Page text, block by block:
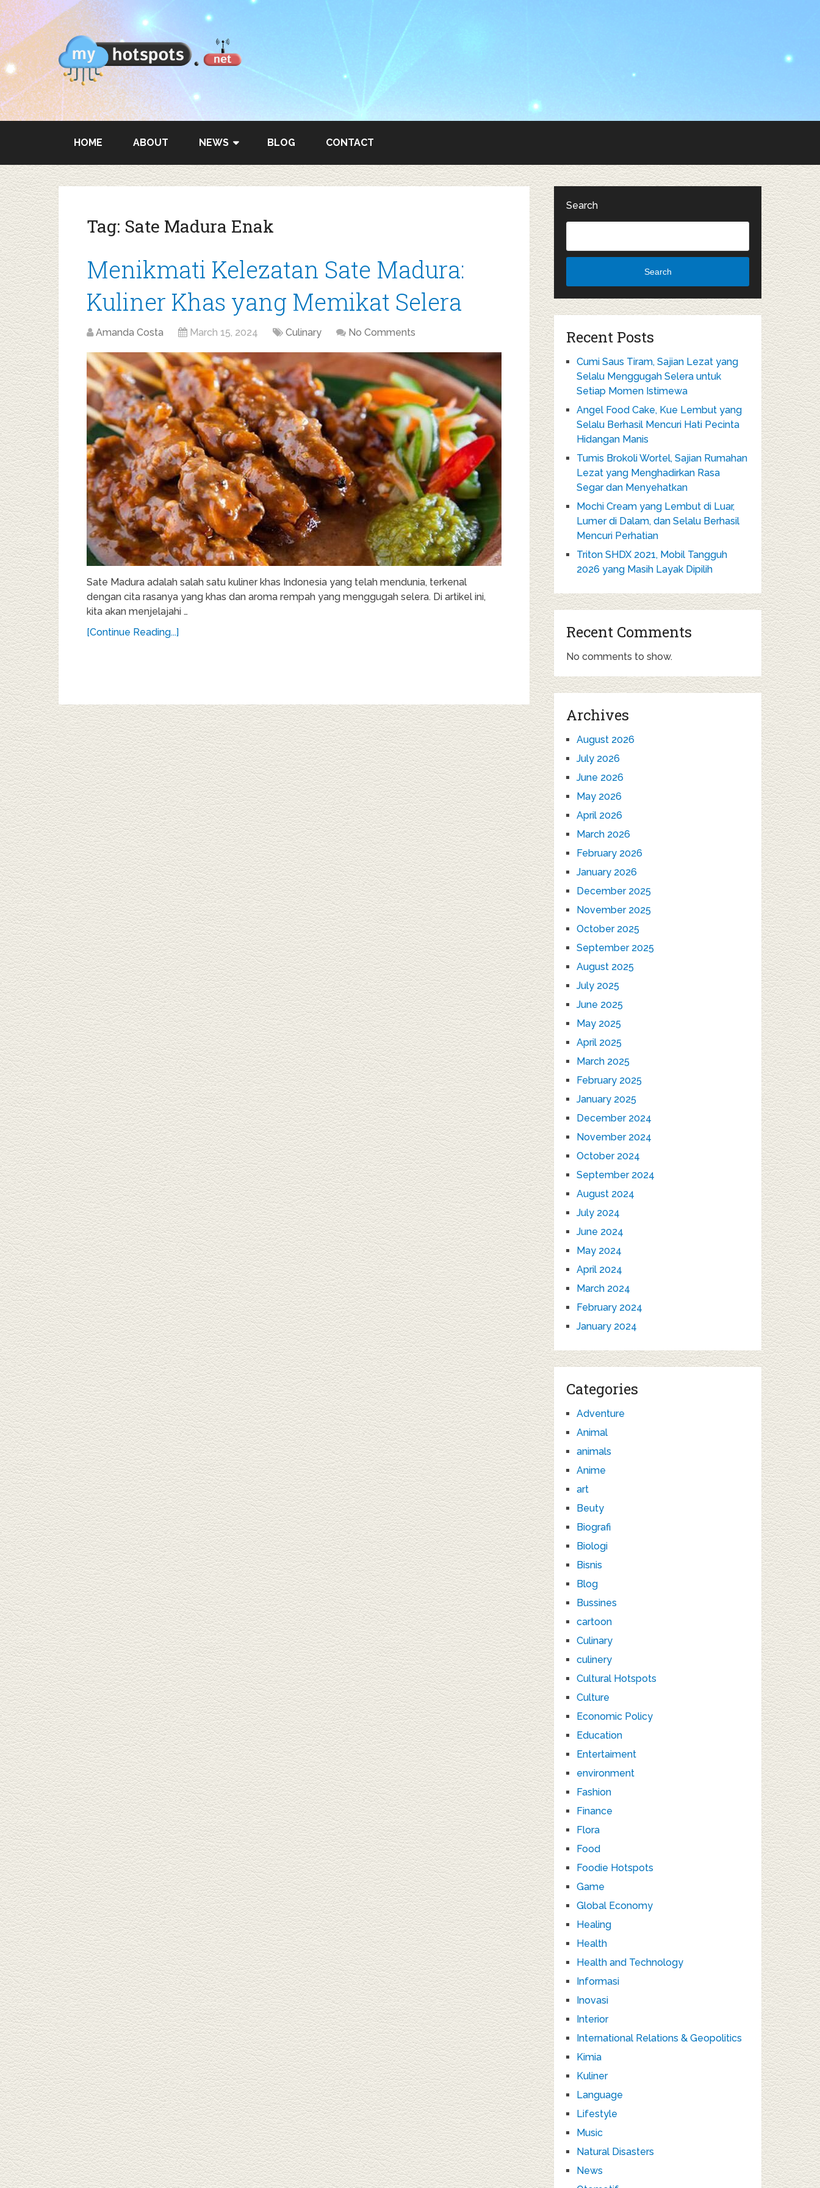
HOME ABOUT NEWS BLOG CONTACT
Tag: Sate Madura Enak
Menikmati Kelezatan Sate Madura:
Kuliner Khas yang Memikat Selera
Amanda Costa March 15, 2024 Culinary No Comments
Sate Madura adalah salah satu kuliner khas Indonesia yang telah mendunia, terkenal
dengan cita rasanya yang khas dan aroma rempah yang menggugah selera. Di artikel ini,
kita akan menjelajahi …
[Continue Reading...]
Search
Search
Recent Posts
Cumi Saus Tiram, Sajian Lezat yang
Selalu Menggugah Selera untuk
Setiap Momen Istimewa
Angel Food Cake, Kue Lembut yang
Selalu Berhasil Mencuri Hati Pecinta
Hidangan Manis
Tumis Brokoli Wortel, Sajian Rumahan
Lezat yang Menghadirkan Rasa
Segar dan Menyehatkan
Mochi Cream yang Lembut di Luar,
Lumer di Dalam, dan Selalu Berhasil
Mencuri Perhatian
Triton SHDX 2021, Mobil Tangguh
2026 yang Masih Layak Dipilih
Recent Comments
No comments to show.
Archives
August 2026
July 2026
June 2026
May 2026
April 2026
March 2026
February 2026
January 2026
December 2025
November 2025
October 2025
September 2025
August 2025
July 2025
June 2025
May 2025
April 2025
March 2025
February 2025
January 2025
December 2024
November 2024
October 2024
September 2024
August 2024
July 2024
June 2024
May 2024
April 2024
March 2024
February 2024
January 2024
Categories
Adventure
Animal
animals
Anime
art
Beuty
Biografi
Biologi
Bisnis
Blog
Bussines
cartoon
Culinary
culinery
Cultural Hotspots
Culture
Economic Policy
Education
Entertaiment
environment
Fashion
Finance
Flora
Food
Foodie Hotspots
Game
Global Economy
Healing
Health
Health and Technology
Informasi
Inovasi
Interior
International Relations & Geopolitics
Kimia
Kuliner
Language
Lifestyle
Music
Natural Disasters
News